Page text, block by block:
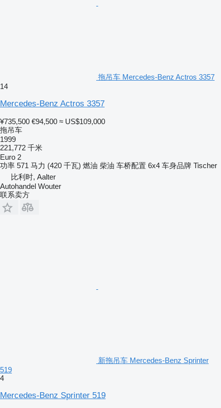
拖吊车 Mercedes-Benz Actros 3357
14
Mercedes-Benz Actros 3357
¥735,500 €94,500 ≈ US$109,000
拖吊车
1999
221,772 千米
Euro 2
功率 571 马力 (420 千瓦) 燃油 柴油 车桥配置 6x4 车身品牌 Tischer
比利时, Aalter
Autohandel Wouter
联系卖方
新拖吊车 Mercedes-Benz Sprinter
519
4
Mercedes-Benz Sprinter 519